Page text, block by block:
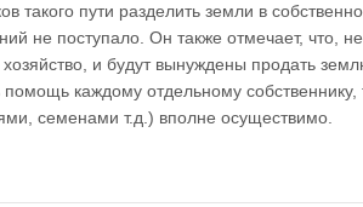
такого пути разделить земли в
не поступало. Он также отмечает, что,
хозяйство, и будут вынуждены продать
помощь каждому отдельному собственнику,
семенами т.д.) вполне осуществимо.